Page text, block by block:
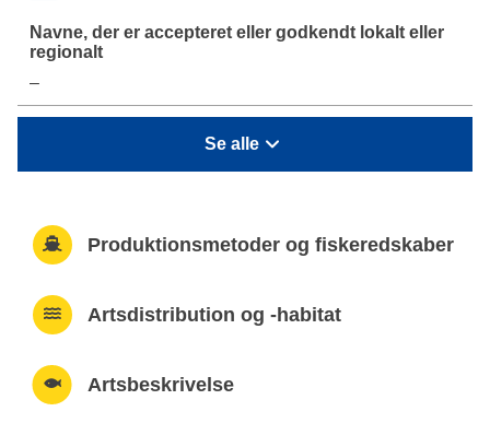
–
Se alle
Produktionsmetoder og fiskeredskaber
Artsdistribution og -habitat
Artsbeskrivelse